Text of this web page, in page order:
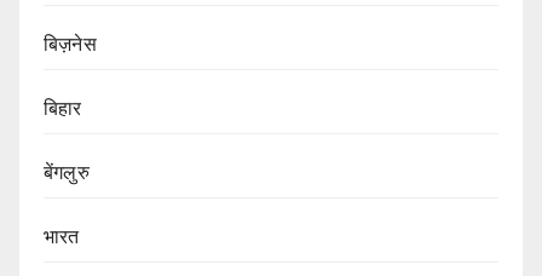
बिज़नेस
बिहार
बेंगलुरु
भारत